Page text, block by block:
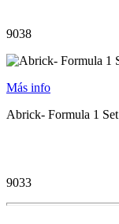
9038
Más info
Abrick- Formula 1 Set
9033